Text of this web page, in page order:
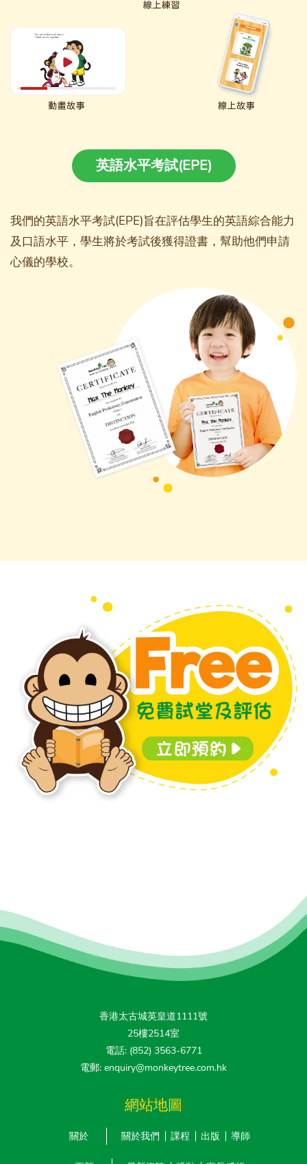
英語水平考試(EPE)
我們的英語水平考試(EPE)旨在評估學生的英語綜合能力
及口語水平，學生將於考試後獲得證書，幫助他們申請
心儀的學校。
香港太古城英皇道1111號
25樓2514室
電話: (852) 3563-6771
電郵: enquiry@monkeytree.com.hk
網站地圖
關於 關於我們 課程 出版 導師